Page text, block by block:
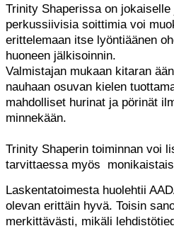
Trinity Shaperissa on
perkussiivisia soittimia voi
erittelemaan itse lyöntiäänen
huoneen jälkisoinnin.
Valmistajan mukaan kitaran
nauhaan osuvan kielen
mahdolliset hurinat ja pörinät
minnekään.
Trinity Shaperin toiminnan voi
tarvittaessa myös
Laskentatoimesta huolehtii
olevan erittäin hyvä. Toisin
merkittävästi, mikäli